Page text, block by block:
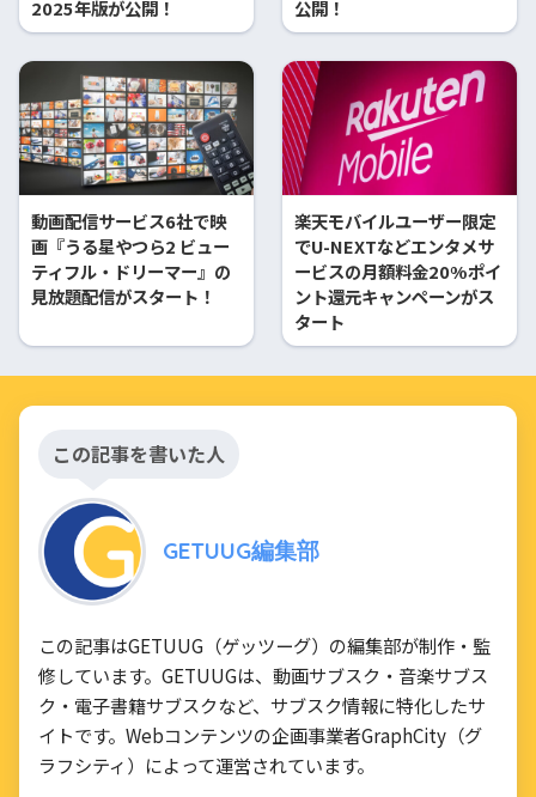
2025年版が公開！ 公開！
動画配信サービス6社で映
画『うる星やつら2 ビュー
ティフル・ドリーマー』の
見放題配信がスタート！
楽天モバイルユーザー限定
でU-NEXTなどエンタメサ
ービスの月額料金20%ポイ
ント還元キャンペーンがス
タート
この記事を書いた人
GETUUG編集部
この記事はGETUUG（ゲッツーグ）の編集部が制作・監
修しています。GETUUGは、動画サブスク・音楽サブス
ク・電子書籍サブスクなど、サブスク情報に特化したサ
イトです。Webコンテンツの企画事業者GraphCity（グ
ラフシティ）によって運営されています。